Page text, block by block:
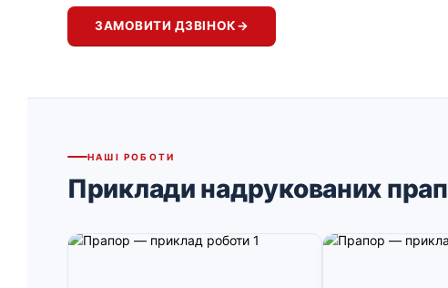
ЗАМОВИТИ ДЗВІНОК→
НАШІ РОБОТИ
Приклади надрукованих